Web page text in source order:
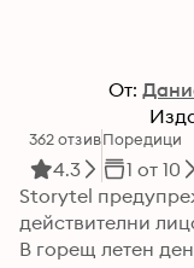
От:
362 отзив
4.3
Поредици
1 от 10
Storytel
действителни
В горещ летен